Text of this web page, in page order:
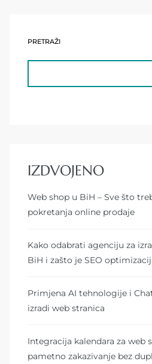
PRETRAŽI
IZDVOJENO
Web shop u BiH – Sve što
pokretanja online prodaje
Kako odabrati agenciju za
BiH i zašto je SEO
Primjena AI tehnologije i
izradi web stranica
Integracija kalendara za web
pametno zakazivanje bez